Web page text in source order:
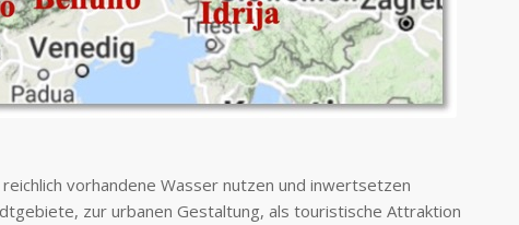
vorhandene Wasser nutzen und inwertsetzen
zur urbanen Gestaltung, als touristische Attraktion